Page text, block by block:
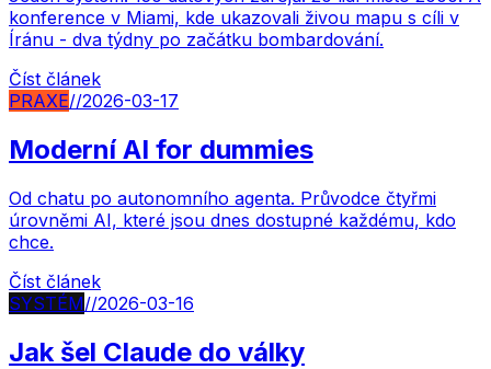
konference v Miami, kde ukazovali živou mapu s cíli v
Íránu - dva týdny po začátku bombardování.
Číst článek
PRAXE//2026-03-17
Moderní AI for dummies
Od chatu po autonomního agenta. Průvodce čtyřmi
úrovněmi AI, které jsou dnes dostupné každému, kdo
chce.
Číst článek
SYSTÉM//2026-03-16
Jak šel Claude do války